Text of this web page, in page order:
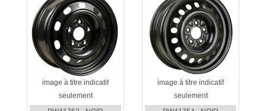
image à titre indicatif
seulement
image à titre indicatif
seulement